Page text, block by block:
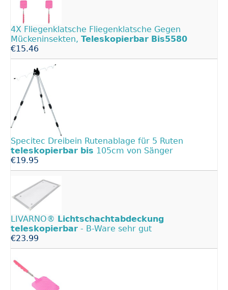
4X Fliegenklatsche Fliegenklatsche Gegen
Mückeninsekten, Teleskopierbar Bis5580
€15.46
Specitec Dreibein Rutenablage für 5 Ruten
teleskopierbar bis 105cm von Sänger
€19.95
LIVARNO® Lichtschachtabdeckung
teleskopierbar - B-Ware sehr gut
€23.99